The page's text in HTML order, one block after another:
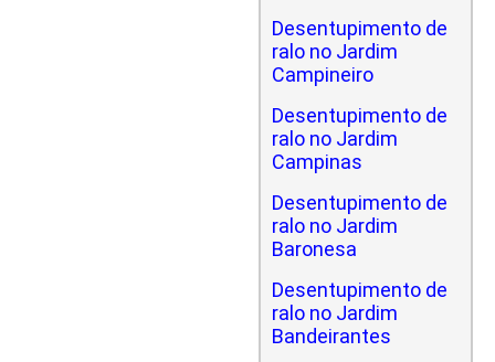
Desentupimento de
ralo no Jardim
Campineiro
Desentupimento de
ralo no Jardim
Campinas
Desentupimento de
ralo no Jardim
Baronesa
Desentupimento de
ralo no Jardim
Bandeirantes